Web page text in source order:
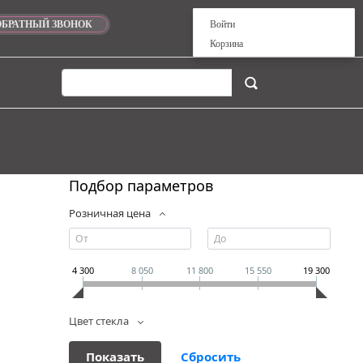
ЗВОНОК
Подбор параметров
Розничная цена
4 300 8 050 11 800 15 550 19 300
Цвет стекла
Войти
Корзина